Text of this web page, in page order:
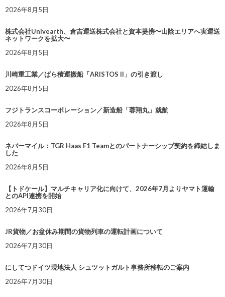
2026年8月5日
株式会社Univearth、倉吉運送株式会社と資本提携〜山陰エリアへ実運送
ネットワークを拡大〜
2026年8月5日
川崎重工業／ばら積運搬船「ARISTOS II」の引き渡し
2026年8月5日
フジトランスコーポレーション／新造船「蓉翔丸」就航
2026年8月5日
ネバーマイル：TGR Haas F1 Teamとのパートナーシップ契約を締結しま
した
2026年8月5日
【トドケール】マルチキャリア化に向けて、2026年7月よりヤマト運輸
とのAPI連携を開始
2026年7月30日
JR貨物／お盆休み期間の貨物列車の運転計画について
2026年7月30日
にしてつドイツ現地法人 シュツットガルト事務所移転のご案内
2026年7月30日